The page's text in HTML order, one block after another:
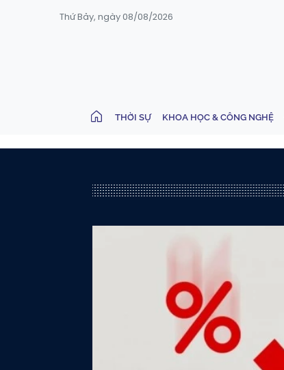
Thứ Bảy, ngày 08/08/2026
THỜI SỰ KHOA HỌC & CÔNG NGHỆ